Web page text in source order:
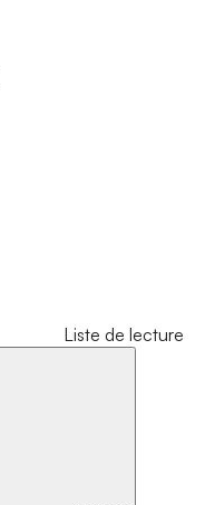
Liste de lecture